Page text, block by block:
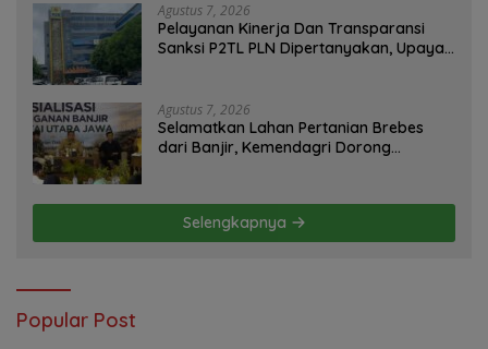
Agustus 7, 2026
Pelayanan Kinerja Dan Transparansi
Sanksi P2TL PLN Dipertanyakan, Upaya
Agustus 7, 2026
Selamatkan Lahan Pertanian Brebes
dari Banjir, Kemendagri Dorong
Selengkapnya
Popular Post